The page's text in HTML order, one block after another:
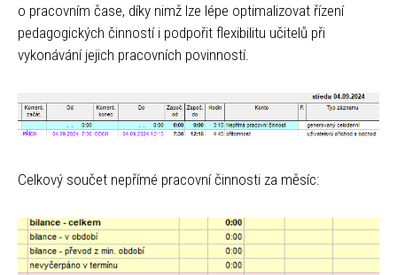
o pracovním čase, díky nimž lze lépe optimalizovat řízení
pedagogických činností i podpořit flexibilitu učitelů při
vykonávání jejich pracovních povinností.
Celkový součet nepřímé pracovní činnosti za měsíc: